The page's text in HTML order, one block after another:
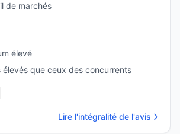
de marchés
élevé
élevés que ceux des concurrents
Lire l'intégralité de l'avis